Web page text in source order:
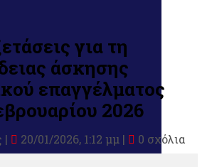
για τη
άσκησης
επαγγέλματος
2026
| 20/01/2026, 1:12 μμ | 0 σχόλια